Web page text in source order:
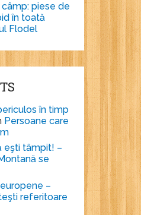
piese de
în toată
Flodel
în timp
Persoane care
eşti tâmpit! –
se
–
referitoare